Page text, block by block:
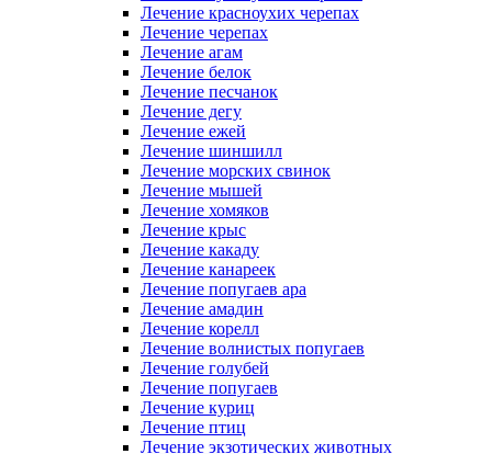
Лечение красноухих черепах
Лечение черепах
Лечение агам
Лечение белок
Лечение песчанок
Лечение дегу
Лечение ежей
Лечение шиншилл
Лечение морских свинок
Лечение мышей
Лечение хомяков
Лечение крыс
Лечение какаду
Лечение канареек
Лечение попугаев ара
Лечение амадин
Лечение корелл
Лечение волнистых попугаев
Лечение голубей
Лечение попугаев
Лечение куриц
Лечение птиц
Лечение экзотических животных